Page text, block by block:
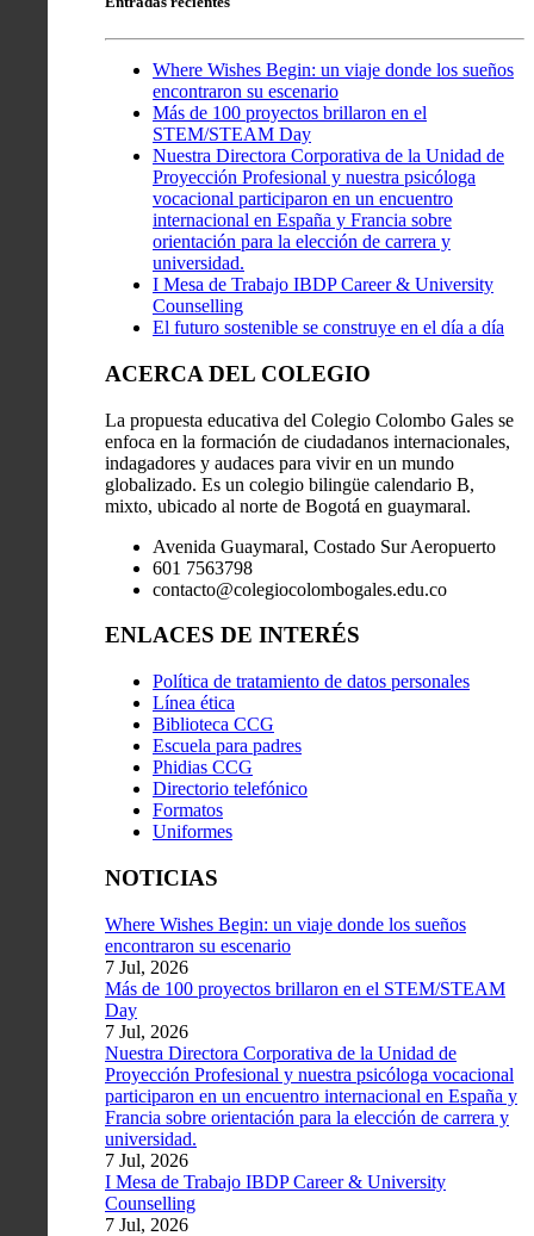
Where Wishes Begin: un viaje donde los sueños
encontraron su escenario
Más de 100 proyectos brillaron en el
STEM/STEAM Day
Nuestra Directora Corporativa de la Unidad de
Proyección Profesional y nuestra psicóloga
vocacional participaron en un encuentro
internacional en España y Francia sobre
orientación para la elección de carrera y
universidad.
I Mesa de Trabajo IBDP Career & University
Counselling
El futuro sostenible se construye en el día a día
ACERCA DEL COLEGIO
La propuesta educativa del Colegio Colombo Gales se
enfoca en la formación de ciudadanos internacionales,
indagadores y audaces para vivir en un mundo
globalizado. Es un colegio bilingüe calendario B,
mixto, ubicado al norte de Bogotá en guaymaral.
Avenida Guaymaral, Costado Sur Aeropuerto
601 7563798
contacto@colegiocolombogales.edu.co
ENLACES DE INTERÉS
Política de tratamiento de datos personales
Línea ética
Biblioteca CCG
Escuela para padres
Phidias CCG
Directorio telefónico
Formatos
Uniformes
NOTICIAS
Where Wishes Begin: un viaje donde los sueños
encontraron su escenario
7 Jul, 2026
Más de 100 proyectos brillaron en el STEM/STEAM
Day
7 Jul, 2026
Nuestra Directora Corporativa de la Unidad de
Proyección Profesional y nuestra psicóloga vocacional
participaron en un encuentro internacional en España y
Francia sobre orientación para la elección de carrera y
universidad.
7 Jul, 2026
I Mesa de Trabajo IBDP Career & University
Counselling
7 Jul, 2026